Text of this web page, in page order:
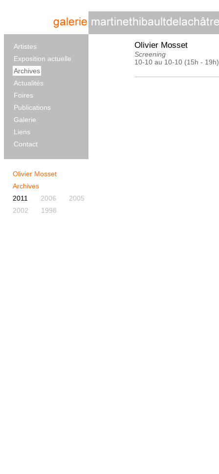
Artistes
Exposition actuelle
Archives
Actualités
Foires
Publications
Galerie
Liens
Contact
Olivier Mosset
Archives
2011
2006
2005
2002
1998
Olivier Mosset
Screening
10-10 au 10-10 (15h - 19h)